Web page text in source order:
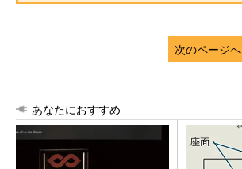
次のページへ
あなたにおすすめ